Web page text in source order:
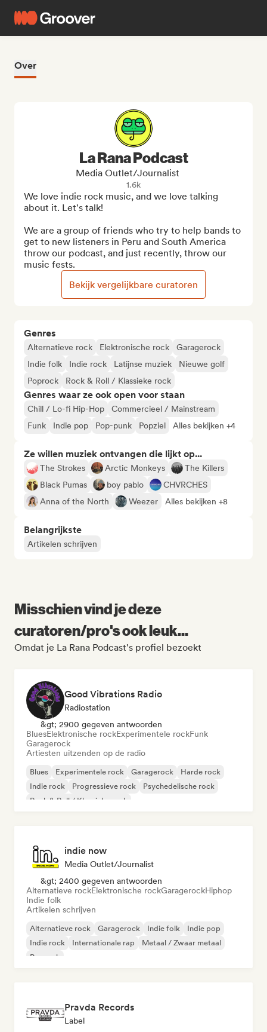
Over
Genres
Alternatieve rock Elektronische rock
Garagerock
Indie folk
Indie rock Latijnse muziek
Nieuwe golf
Poprock
Rock & Roll / Klassieke rock
Genres waar ze ook open voor staan
Chill / Lo-fi Hip-Hop
Commercieel / Mainstream
Funk
Indie pop Pop-punk Popziel Alles bekijken +4
Ze willen muziek ontvangen die lijkt op...
The Strokes Arctic Monkeys
The Killers
Black Pumas
boy pablo
CHVRCHES
Anna of the North
Weezer Alles bekijken +8
Belangrijkste
Artikelen schrijven
La Rana Podcast
Media Outlet/Journalist
1.6k
We love indie rock music, and we love talking
about it. Let's talk!
We are a group of friends who try to help bands to
get to new listeners in Peru and South America
throw our podcast, and just recently, throw our
music fests.
Bekijk vergelijkbare curatoren
Misschien vind je deze
curatoren/pro's ook leuk...
Omdat je La Rana Podcast's profiel bezoekt
Good Vibrations Radio
Radiostation
&gt; 2900 gegeven antwoorden
BluesElektronische rockExperimentele rockFunk
Garagerock
Artiesten uitzenden op de radio
Blues Experimentele rock Garagerock
Harde rock
Indie rock
Progressieve rock
Psychedelische rock
Rock & Roll / Klassieke rock
indie now
Media Outlet/Journalist
&gt; 2400 gegeven antwoorden
Alternatieve rockElektronische rockGaragerockHiphop
Indie folk
Artikelen schrijven
Alternatieve rock Garagerock Indie folk
Indie pop
Indie rock
Internationale rap
Metaal / Zwaar metaal
Poprock
Pravda Records
Label